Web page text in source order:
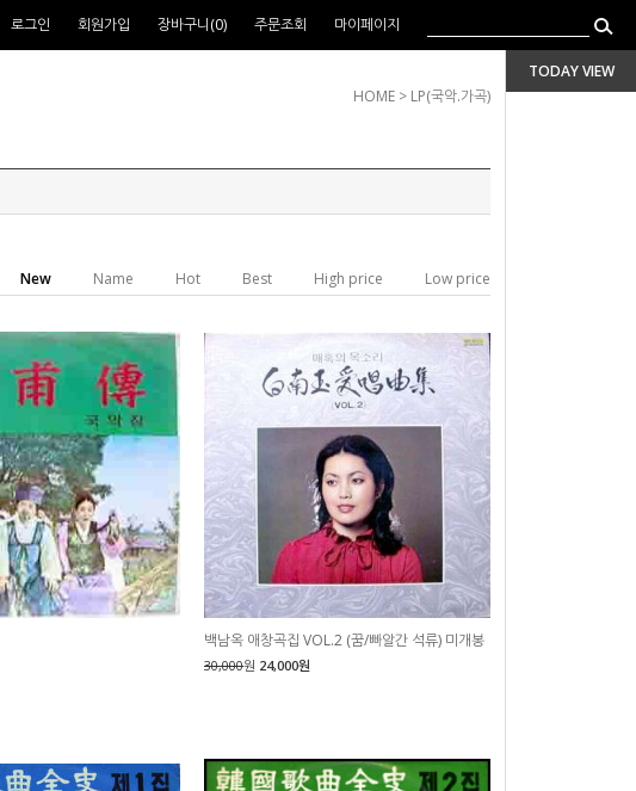
TODAY VIEW
로그인 회원가입 장바구니(0) 주문조회 마이페이지
HOME > LP(국악.가곡)
New Name Hot Best High price Low price
백남옥 애창곡집 VOL.2 (꿈/빠알간 석류) 미개봉
30,000원 24,000원